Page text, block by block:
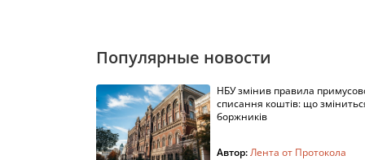
Популярные новости
НБУ змінив правила
списання коштів: що
боржників
Автор:Лента от Протокола